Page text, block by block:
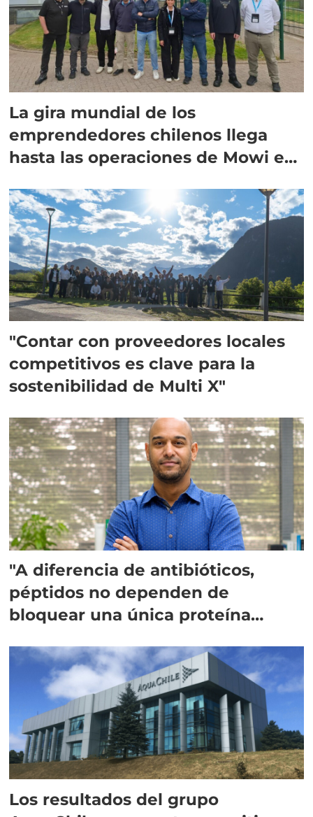
La gira mundial de los
emprendedores chilenos llega
hasta las operaciones de Mowi en
"Contar con proveedores locales
competitivos es clave para la
sostenibilidad de Multi X"
"A diferencia de antibióticos,
péptidos no dependen de
bloquear una única proteína
Los resultados del grupo